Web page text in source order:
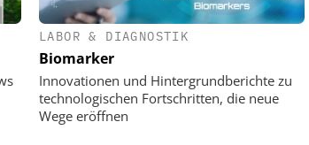
LABOR & DIAGNOSTIK
Biomarker
Innovationen und Hintergrundberichte zu
technologischen Fortschritten, die neue
Wege eröffnen
EASY SOFTWARE AG
Personalmanagement: Von digitaler
Ordnung zur KI-fähigen Steuerung